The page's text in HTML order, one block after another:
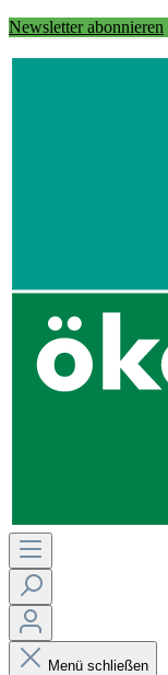
Newsletter abonnieren
Menü schließen